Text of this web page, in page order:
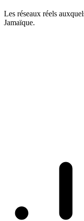
Les réseaux réels
Jamaïque.